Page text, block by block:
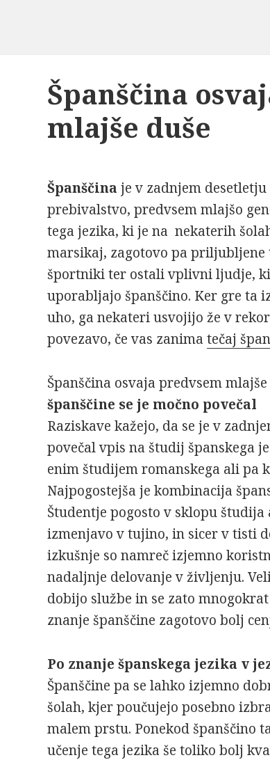
Španščina
mlajše duše
Španščina je v zadnjem
prebivalstvo, predvsem mlajšo
tega jezika, ki je na nekaterih
marsikaj, zagotovo pa
športniki ter ostali vplivni ljudje,
uporabljajo španščino. Ker gre ta
uho, ga nekateri usvojijo že v
povezavo, če vas zanimatečaj
Španščina osvaja predvsem
španščine se je močno povečal
Raziskave kažejo, da se je v
povečal vpis na študij španskega
enim študijem romanskega ali pa
Najpogostejša je kombinacija
Študentje pogosto v sklopu
izmenjavo v tujino, in sicer v tisti
izkušnje so namreč izjemno
nadaljnje delovanje v življenju.
dobijo službe in se zato
znanje španščine zagotovo bolj
Po znanje španskega jezika v
Španščine pa se lahko izjemno
šolah, kjer poučujejo posebno
malem prstu. Ponekod španščino
učenje tega jezika še toliko bolj